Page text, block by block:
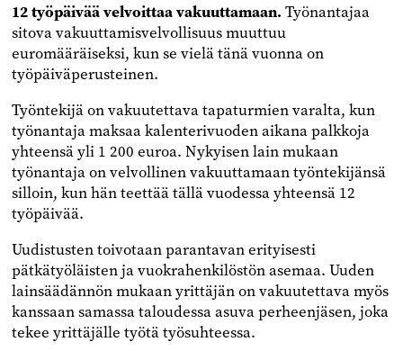
12 työpäivää velvoittaa vakuuttamaan. Työnantajaa
sitova vakuuttamisvelvollisuus muuttuu
euromääräiseksi, kun se vielä tänä vuonna on
työpäiväperusteinen.
Työntekijä on vakuutettava tapaturmien varalta, kun
työnantaja maksaa kalenterivuoden aikana palkkoja
yhteensä yli 1 200 euroa. Nykyisen lain mukaan
työnantaja on velvollinen vakuuttamaan työntekijänsä
silloin, kun hän teettää tällä vuodessa yhteensä 12
työpäivää.
Uudistusten toivotaan parantavan erityisesti
pätkätyöläisten ja vuokrahenkilöstön asemaa. Uuden
lainsäädännön mukaan yrittäjän on vakuutettava myös
kanssaan samassa taloudessa asuva perheenjäsen, joka
tekee yrittäjälle työtä työsuhteessa.